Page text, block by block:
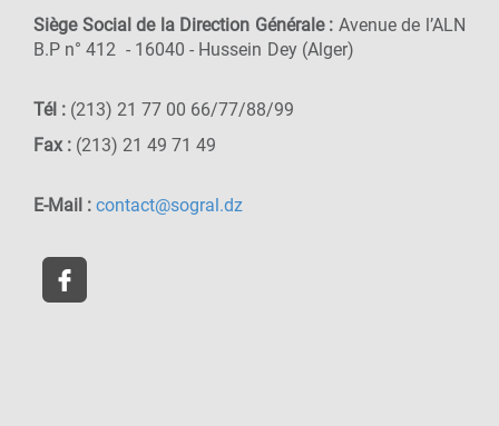
Siège Social de la Direction Générale : Avenue de l’ALN
B.P n° 412 - 16040 - Hussein Dey (Alger)
Tél : (213) 21 77 00 66/77/88/99
Fax : (213) 21 49 71 49
E-Mail : contact@sogral.dz